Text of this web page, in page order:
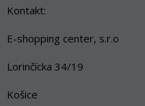
Kontakt:
E-shopping center, s.r.o
Lorinčícka 34/19
Košice